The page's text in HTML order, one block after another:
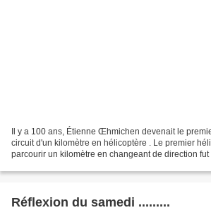
Il y a 100 ans, Étienne Œhmichen devenait le
circuit d'un kilomètre en hélicoptère . Le premier
parcourir un kilomètre en changeant de direction
Réflexion du samedi .........